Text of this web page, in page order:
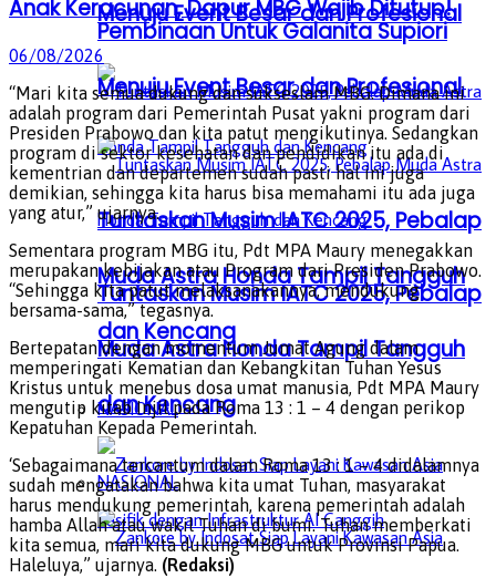
Menuju Event Besar dan Profesional
Tuntaskan Musim IATC 2025, Pebalap
Muda Astra Honda Tampil Tangguh
dan Kencang
NASIONAL
Pembinaan Untuk Galanita Supiori
Menuju Event Besar dan Profesional
Tuntaskan Musim IATC 2025, Pebalap
Muda Astra Honda Tampil Tangguh
dan Kencang
NASIONAL
Anak Keracunan, Dapur MBG Wajib Ditutup!
06/08/2026
“Mari kita semua dukung dan sukseslam MBG. Dimana ini
adalah program dari Pemerintah Pusat yakni program dari
Presiden Prabowo dan kita patut mengikutinya. Sedangkan
program di sektor kesehatan dan pendidikan itu ada di
kementrian dan departemen sudah pasti hal ini juga
demikian, sehingga kita harus bisa memahami itu ada juga
yang atur,” ujarnya.
Sementara program MBG itu, Pdt MPA Maury menegakkan
merupakan kebijakan atau Program dari Presiden Prabowo.
“Sehingga kita patut melaksanakannya, mendukung
bersama-sama,” tegasnya.
Bertepatan dengan momentum Jumat Agung dalam
memperingati Kematian dan Kebangkitan Tuhan Yesus
Kristus untuk menebus dosa umat manusia, Pdt MPA Maury
mengutip kitab Injil pada Roma 13 : 1 – 4 dengan perikop
Kepatuhan Kepada Pemerintah.
‘Sebagaimana tercantum dalam Roma 13 : 1 – 4 didalamnya
sudah mengatakan bahwa kita umat Tuhan, masyarakat
harus mendukung pemerintah, karena pemerintah adalah
hamba Allah atau wakil Tuhan di bumi. Tuhan memberkati
kita semua, mari kita dukung MBG untuk Provinsi Papua.
Haleluya,” ujarnya. (Redaksi)